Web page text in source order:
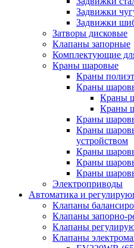
Задвижки
Задвижки
Затворы дисковые
Клапаны запорные
Комплектующие
Краны шаровые
Краны
Краны
Краны
Краны
Краны
Краны
устройством
Краны
Краны
Краны
Электроприводы
Автоматика и
Клапаны
Клапаны запорно-
Клапаны
Клапаны